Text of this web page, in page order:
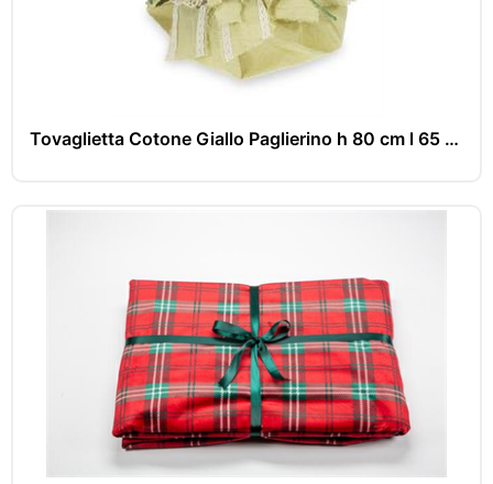
Tovaglietta Cotone Giallo Paglierino h 80 cm l 65 cm